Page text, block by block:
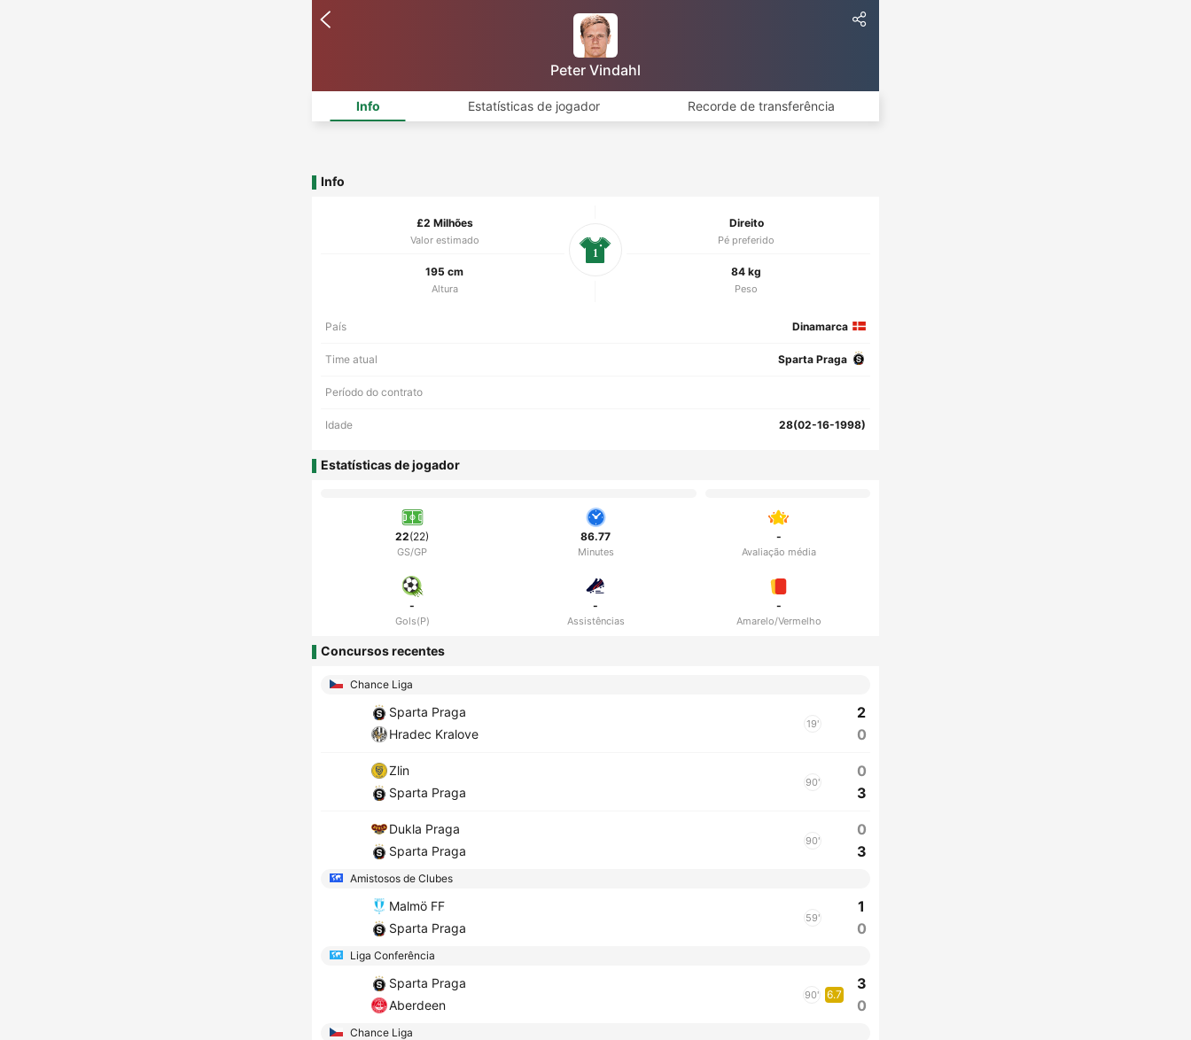
Peter Vindahl
Info Estatísticas de jogador Recorde de transferência
Info
£2 Milhões
Valor estimado
Direito
Pé preferido
195 cm
Altura
84 kg
Peso
1
País Dinamarca
Time atual Sparta Praga
Período do contrato
Idade 28(02-16-1998)
Estatísticas de jogador
22(22)
GS/GP
86.77
Minutes
-
Avaliação média
-
Gols(P)
-
Assistências
-
Amarelo/Vermelho
Concursos recentes
Chance Liga
Sparta Praga
Hradec Kralove
19'
2
0
Zlin
Sparta Praga
90'
0
3
Dukla Praga
Sparta Praga
90'
0
3
Amistosos de Clubes
Malmö FF
Sparta Praga
59'
1
0
Liga Conferência
Sparta Praga
Aberdeen
90' 6.7
3
0
Chance Liga